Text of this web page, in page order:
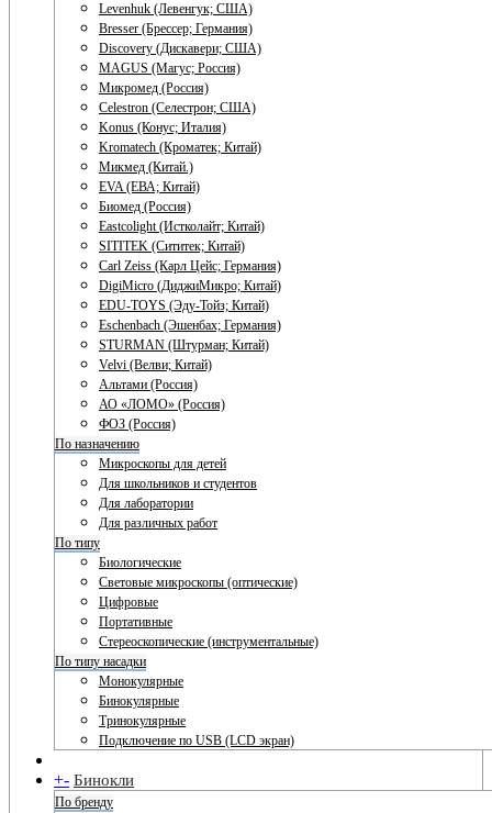
Levenhuk (Левенгук; США)
Bresser (Брессер; Германия)
Discovery (Дискавери; США)
MAGUS (Магус; Россия)
Микромед (Россия)
Celestron (Селестрон; США)
Konus (Конус; Италия)
Kromatech (Кроматек; Китай)
Микмед (Китай.)
EVA (ЕВА; Китай)
Биомед (Россия)
Eastcolight (Истколайт; Китай)
SITITEK (Сититек; Китай)
Carl Zeiss (Карл Цейс; Германия)
DigiMicro (ДиджиМикро; Китай)
EDU-TOYS (Эду-Тойз; Китай)
Eschenbach (Эшенбах; Германия)
STURMAN (Штурман; Китай)
Velvi (Велви; Китай)
Альтами (Россия)
АО «ЛОМО» (Россия)
ФОЗ (Россия)
По назначению
Микроскопы для детей
Для школьников и студентов
Для лаборатории
Для различных работ
По типу
Биологические
Световые микроскопы (оптические)
Цифровые
Портативные
Стереоскопические (инструментальные)
По типу насадки
Монокулярные
Бинокулярные
Тринокулярные
Подключение по USB (LCD экран)
+- Бинокли
По бренду